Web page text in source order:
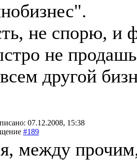
не спорю, и
не
другой
07.12.2008, 15:38
#189
между